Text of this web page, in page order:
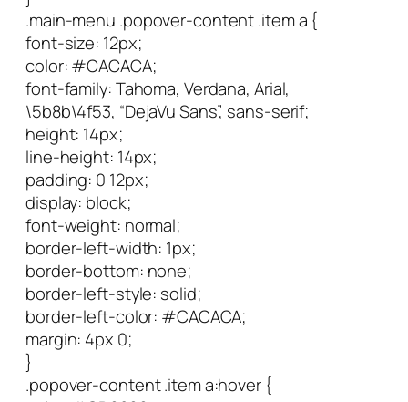
.main-menu .popover-content .item a {
font-size: 12px;
color: #CACACA;
font-family: Tahoma, Verdana, Arial,
\5b8b\4f53, “DejaVu Sans”, sans-serif;
height: 14px;
line-height: 14px;
padding: 0 12px;
display: block;
font-weight: normal;
border-left-width: 1px;
border-bottom: none;
border-left-style: solid;
border-left-color: #CACACA;
margin: 4px 0;
}
.popover-content .item a:hover {